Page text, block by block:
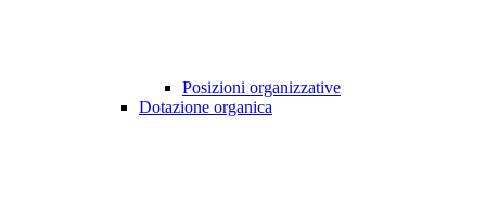
Posizioni organizzative
Dotazione organica